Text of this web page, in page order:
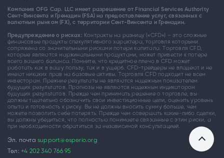
Компания OFG Cap. LLC имеет разрешение от Financial Services Authority
Сент-Винсента и Гренадин (FSA) на предоставление услуг, связанных с
валютным рынком (FX), с территории Сент-Винсента и Гренадин.
Предупреждение о рисках: Контракты на разницу («CFD») – это сложные
финансовые продукты спекулятивного характера, торговля которыми
сопряжена со значительными рисками потери капитала. Торговля CFD,
которые являются маржинальными продуктами, может привести к потере
всего вашего баланса. Помните, что кредитное плечо в CFD может
работать как в вашу пользу, так и в ущерб. CFD-трейдеры не владеют и не
имеют никаких прав на базовые активы. Торговля CFD подходит не всем
инвесторам. Прежние результаты не являются надежным показателем
будущих результатов. Прогнозы не являются надежным индикатором
будущих результатов. Прежде чем принимать решение о торговле, вы
должны тщательно обозначить свои инвестиционные цели, оценить уровень
опыта и готовность к риску. Вы не должны вносить сумму больше, чем
можете позволить себе потерять. Прежде чем совершать какие-либо сделки,
вы должны убедиться, что полностью понимаете связанные с этим риски, а
при необходимости обратиться за независимой консультацией.
Эл. почтаsupport@esperio.org
Тел: +4 202 340 766 95